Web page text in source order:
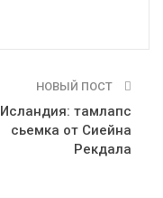
НОВЫЙ ПОСТ
Исландия: тамлапс
сьемка от Сиейна
Рекдала